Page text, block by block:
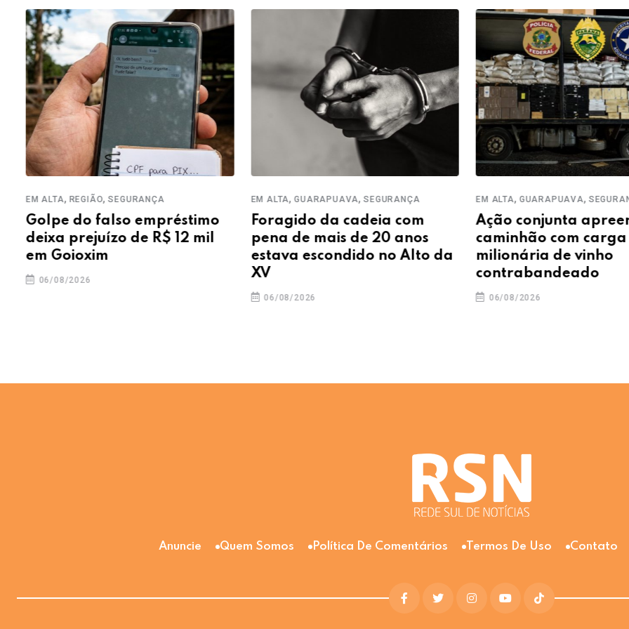
EM ALTA,REGIÃO,SEGURANÇA
Golpe do falso empréstimo
deixa prejuízo de R$ 12 mil
em Goioxim
06/08/2026
EM ALTA,GUARAPUAVA,SEGURANÇA
Foragido da cadeia com
pena de mais de 20 anos
estava escondido no Alto da
XV
06/08/2026
EM ALTA,GUARAPUAVA,
Ação conjunta
caminhão com carga
milionária de vinho
contrabandeado
06/08/2026
Anuncie Quem Somos Política De Comentários Termos De Uso Contato